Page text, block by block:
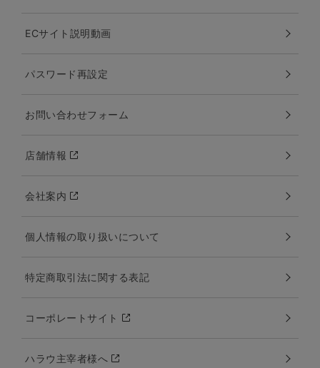
ECサイト説明動画
パスワード再設定
お問い合わせフォーム
店舗情報
会社案内
個人情報の取り扱いについて
特定商取引法に関する表記
コーポレートサイト
ハラウ主宰者様へ